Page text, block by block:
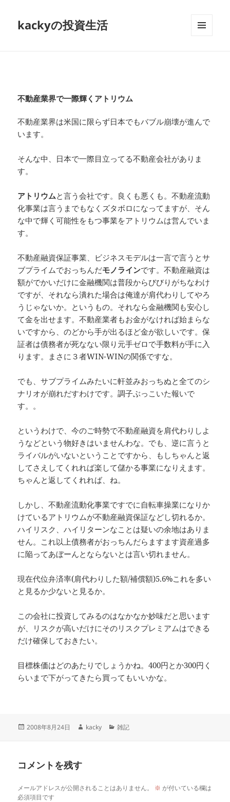
kackyの投資生活
不動産業界で一際輝くアトリウム
不動産業界は米国に限らず日本でもバブル崩壊が進んで
います。
そんな中、日本で一際目立ってる不動産会社がありま
す。
アトリウムと言う会社です。良くも悪くも。不動産流動
化事業は言うまでもなくズタボロになってますが、そん
な中で輝く可能性をもつ事業をアトリウムは営んでいま
す。
不動産融資保証事業、ビジネスモデルは一言で言うとサ
ブプライムでおっちんだモノラインです。不動産融資は
額がでかいだけに金融機関は普段からびびりがちなわけ
ですが、それなら潰れた場合は俺達が肩代わりしてやろ
うじゃないか。というもの。それなら金融機関も安心し
て金を出せます。不動産業者もお金がなければ始まらな
いですから、のどから手が出るほど金が欲しいです。保
証者は債務者が死なない限り元手ゼロで手数料が手に入
ります。まさに３者WIN-WINの関係ですな。
でも、サブプライムみたいに軒並みおっちぬと全てのシ
ナリオが崩れだすわけです。調子ぶっこいた報いで
す。。
というわけで、今のご時勢で不動産融資を肩代わりしよ
うなどという物好きはいませんわな。でも、逆に言うと
ライバルがいないということですから、もしちゃんと返
してさえしてくれれば楽して儲かる事業になりえます。
ちゃんと返してくれれば、ね。
しかし、不動産流動化事業ですでに自転車操業になりか
けているアトリウムが不動産融資保証などし切れるか。
ハイリスク、ハイリターンなことは疑いの余地はありま
せん。これ以上債務者がおっちんだらますます資産過多
に陥ってあぼーんとならないとは言い切れません。
現在代位弁済率(肩代わりした額/補償額)5.6%これを多い
と見るか少ないと見るか。
この会社に投資してみるのはなかなか妙味だと思います
が、リスクが高いだけにそのリスクプレミアムはできる
だけ確保しておきたい。
目標株価はどのあたりでしょうかね。400円とか300円く
らいまで下がってきたら買ってもいいかな。
投
2008年8月24日
作
kacky
カ
雑記
コメントを残す
メールアドレスが公開されることはありません。 ※ が付いている欄は
必須項目です